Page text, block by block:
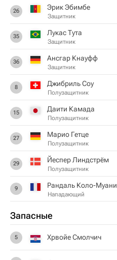
26 Эрик Эбимбе
Защитник
35 Лукас Тута
Защитник
36 Ансгар Кнауфф
Защитник
8 Джибриль Соу
Полузащитник
15 Даити Камада
Полузащитник
27 Марио Гетце
Полузащитник
29 Йеспер Линдстрём
Полузащитник
9 Рандаль Коло-Муани
Нападающий
Запасные
5 Хрвойе Смолчич